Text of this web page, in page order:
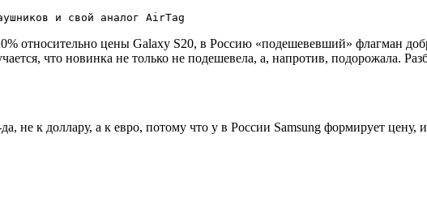
и свой аналог AirTag
относительно цены Galaxy S20, в Россию «подешевевший» флагман
что новинка не только не подешевела, а, напротив, подорожала.
к доллару, а к евро, потому что у в России Samsung формирует цену,